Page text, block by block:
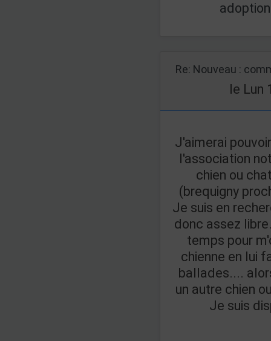
Re: Nouveau :
le Lun
J'aimerai
l'association
chien ou
(brequigny
Je suis en
donc assez
temps pour
chienne en lui
ballades....
un autre chien
Je suis